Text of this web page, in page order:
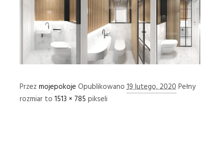
Przez mojepokoje Opublikowano 19 lutego, 2020 Pełny
rozmiar to 1513 × 785 pikseli